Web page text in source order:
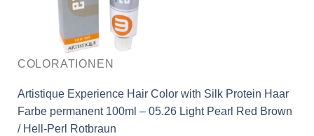
COLORATIONEN
Artistique Experience Hair Color with Silk Protein Haar
Farbe permanent 100ml – 05.26 Light Pearl Red Brown
/ Hell-Perl Rotbraun